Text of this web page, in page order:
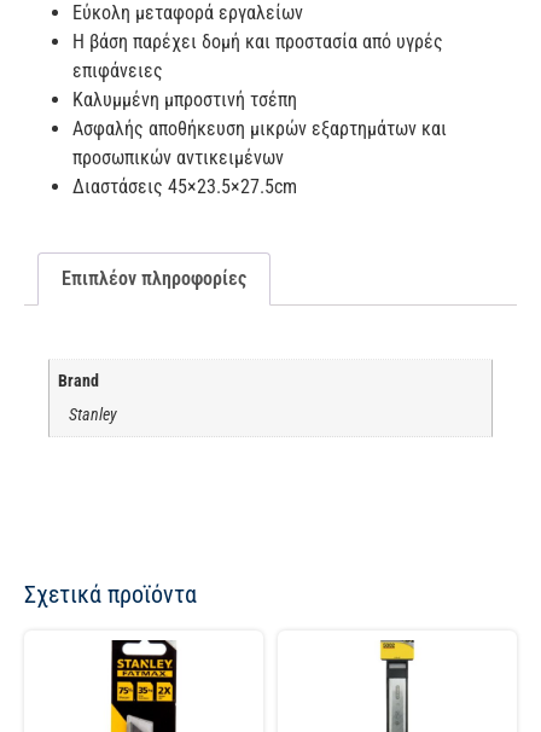
Εύκολη μεταφορά εργαλείων
Η βάση παρέχει δομή και προστασία από υγρές
επιφάνειες
Καλυμμένη μπροστινή τσέπη
Ασφαλής αποθήκευση μικρών εξαρτημάτων και
προσωπικών αντικειμένων
Διαστάσεις 45×23.5×27.5cm
Επιπλέον πληροφορίες
Brand
Stanley
Σχετικά προϊόντα